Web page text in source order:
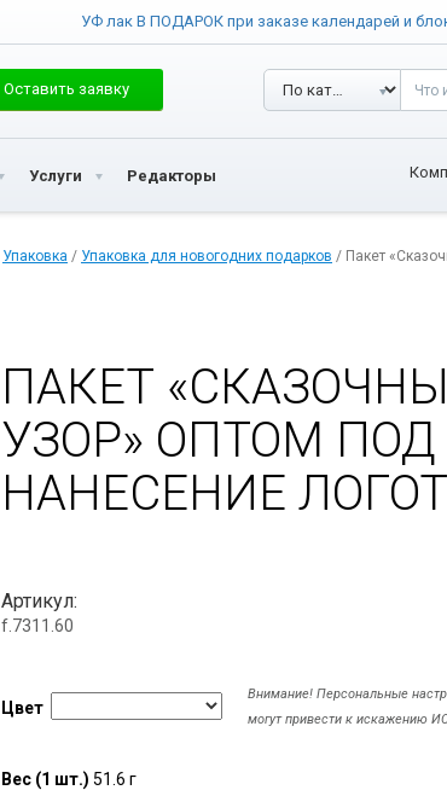
УФ лак В ПОДАРОК при заказе календарей и
Оставить заявку
Услуги Редакторы
Упаковка / Упаковка для новогодних подарков / Пакет
ПАКЕТ
УЗОР» ОПТОМ ПОД
НАНЕСЕНИЕ
Артикул:
f.7311.60
Цвет
Внимание! Персональные
могут привести к искажению
Вес (1 шт.) 51.6 г